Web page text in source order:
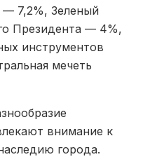
— 7,2%, Зеленый
Президента — 4%,
инструментов
мечеть
внимание к
города.